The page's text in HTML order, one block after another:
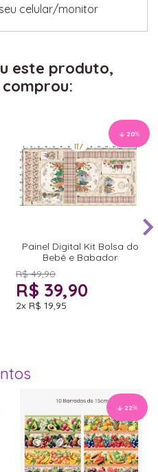
celular/monitor
este produto,
20%
Painel Digital Kit Bolsa do
Bebê e Babador
R$ 49,90
R$ 39,90
2x R$ 19,95
22%